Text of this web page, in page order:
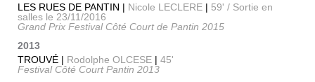
LES RUES DE PANTIN | Nicole LECLERE | 59' / Sortie en
salles le 23/11/2016
Grand Prix Festival Côté Court de Pantin 2015
2013
TROUVÉ | Rodolphe OLCESE | 45'
Festival Côté Court Pantin 2013